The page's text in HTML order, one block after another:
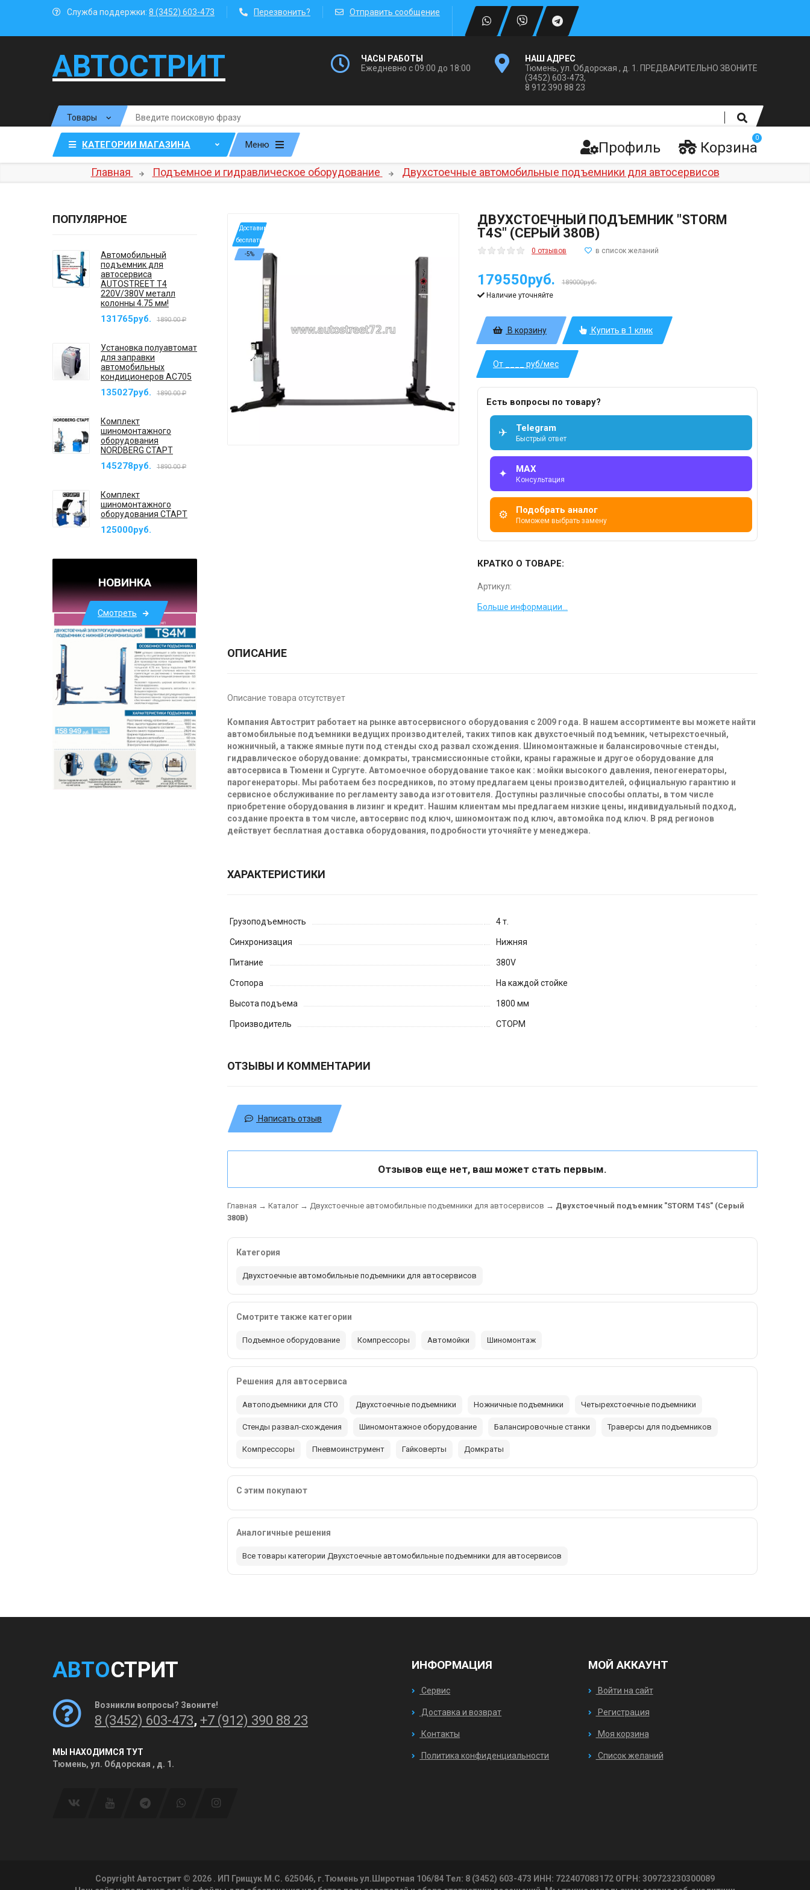
Служба поддержки: 8 (3452) 603-473 Перезвонить? Отправить сообщение
АВТОСТРИТ
ЧАСЫ РАБОТЫ
Ежедневно с 09:00 до 18:00
НАШ АДРЕС
Тюмень, ул. Обдорская , д. 1. ПРЕДВАРИТЕЛЬНО ЗВОНИТЕ
(3452) 603-473,
8 912 390 88 23
КАТЕГОРИИ МАГАЗИНА Меню Корзина
0
Профиль
Главная Подъемное и гидравлическое оборудование Двухстоечные автомобильные подъемники для автосервисов
*Доставим
бесплатно
-5%
ДВУХСТОЕЧНЫЙ ПОДЪЕМНИК "STORM
T4S" (СЕРЫЙ 380В)
0 отзывов
179550руб. 189000руб.
Наличие уточняйте
В корзину Купить в 1 клик
От ____ руб/мес
Есть вопросы по товару?
✈ Telegram
Быстрый ответ
✦ MAX
Консультация
⚙ Подобрать аналог
Поможем выбрать замену
КРАТКО О ТОВАРЕ:
Артикул:
Больше информации...
ОПИСАНИЕ
Описание товара отсутствует
Компания Автострит работает на рынке автосервисного оборудования с 2009 года. В нашем ассортименте вы можете найти
автомобильные подъемники ведущих производителей, таких типов как двухстоечный подъемник, четырехстоечный,
ножничный, а также ямные пути под стенды сход развал схождения. Шиномонтажные и балансировочные стенды,
гидравлическое оборудование: домкраты, трансмиссионные стойки, краны гаражные и другое оборудование для
автосервиса в Тюмени и Сургуте. Автомоечное оборудование такое как : мойки высокого давления, пеногенераторы,
парогенераторы. Мы работаем без посредников, по этому предлагаем цены производителей, официальную гарантию и
сервисное обслуживание по регламенту завода изготовителя. Доступны различные способы оплаты, в том числе
приобретение оборудования в лизинг и кредит. Нашим клиентам мы предлагаем низкие цены, индивидуальный подход,
создание проекта в том числе, автосервис под ключ, шиномонтаж под ключ, автомойка под ключ. В ряд регионов
действует бесплатная доставка оборудования, подробности уточняйте у менеджера.
ХАРАКТЕРИСТИКИ
Грузоподъемность 4 т.
Синхронизация Нижняя
Питание 380V
Стопора На каждой стойке
Высота подъема 1800 мм
Производитель СТОРМ
ОТЗЫВЫ И КОММЕНТАРИИ
Написать отзыв
Отзывов еще нет, ваш может стать первым.
Главная → Каталог→ Двухстоечные автомобильные подъемники для автосервисов → Двухстоечный подъемник "STORM T4S" (Серый
380В)
Категория
Двухстоечные автомобильные подъемники для автосервисов
Смотрите также категории
Подъемное оборудование Компрессоры Автомойки Шиномонтаж
Решения для автосервиса
Автоподъемники для СТО Двухстоечные подъемники Ножничные подъемники Четырехстоечные подъемники
Стенды развал-схождения Шиномонтажное оборудование Балансировочные станки Траверсы для подъемников
Компрессоры Пневмоинструмент Гайковерты Домкраты
С этим покупают
Аналогичные решения
Все товары категории Двухстоечные автомобильные подъемники для автосервисов
ПОПУЛЯРНОЕ
Автомобильный
подъемник для
автосервиса
AUTOSTREET T4
220V/380V металл
колонны 4.75 мм!
131765руб. 1890.00 ₽
Установка полуавтомат
для заправки
автомобильных
кондиционеров AC705
135027руб. 1890.00 ₽
Комплект
шиномонтажного
оборудования
NORDBERG СТАРТ
145278руб. 1890.00 ₽
Комплект
шиномонтажного
оборудования СТАРТ
125000руб.
НОВИНКА
Смотреть
АВТОСТРИТ
Возникли вопросы? Звоните!
8 (3452) 603-473, +7 (912) 390 88 23
МЫ НАХОДИМСЯ ТУТ
Тюмень, ул. Обдорская , д. 1.
ИНФОРМАЦИЯ
Сервис
Доставка и возврат
Контакты
Политика конфиденциальности
МОЙ АККАУНТ
Войти на сайт
Регистрация
Моя корзина
Список желаний
Copyright Автострит © 2026 . ИП Грищук М.С. 625046, г.Тюмень ул.Широтная 106/84 Тел: 8 (3452) 603-473 ИНН: 722407083172 ОГРН: 309723230300089